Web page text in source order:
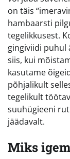
on täis
hambaarsti
tegelikkusest.
gingiviidi puhul
siis, kui
kasutame
põhjalikult
tegelikult
suuhügieeni
jäädavalt.
Miks